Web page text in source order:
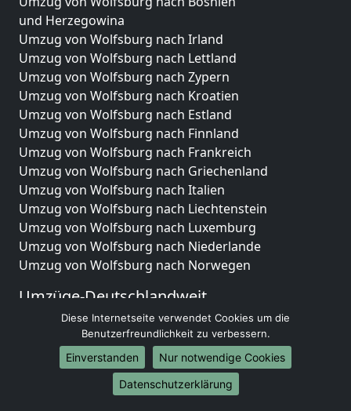
und Herzegowina
Umzug von Wolfsburg nach Irland
Umzug von Wolfsburg nach Lettland
Umzug von Wolfsburg nach Zypern
Umzug von Wolfsburg nach Kroatien
Umzug von Wolfsburg nach Estland
Umzug von Wolfsburg nach Finnland
Umzug von Wolfsburg nach Frankreich
Umzug von Wolfsburg nach Griechenland
Umzug von Wolfsburg nach Italien
Umzug von Wolfsburg nach Liechtenstein
Umzug von Wolfsburg nach Luxemburg
Umzug von Wolfsburg nach Niederlande
Umzug von Wolfsburg nach Norwegen
Umzüge-Deutschlandweit
Umzug von Wolfsburg nach Berlin
Umzug von Wolfsburg nach Hamburg
Umzug von Wolfsburg nach München
Umzug von Wolfsburg nach Köln
Umzug von Wolfsburg nach Frankfurt am Main
Diese Internetseite verwendet Cookies um die
Benutzerfreundlichkeit zu verbessern.
Einverstanden
Nur notwendige Cookies
Datenschutzerklärung